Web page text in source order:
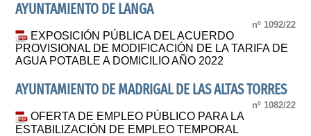
AYUNTAMIENTO DE LANGA
nº 1092/22
EXPOSICIÓN PÚBLICA DEL ACUERDO
PROVISIONAL DE MODIFICACIÓN DE LA TARIFA DE
AGUA POTABLE A DOMICILIO AÑO 2022
AYUNTAMIENTO DE MADRIGAL DE LAS ALTAS TORRES
nº 1082/22
OFERTA DE EMPLEO PÚBLICO PARA LA
ESTABILIZACIÓN DE EMPLEO TEMPORAL